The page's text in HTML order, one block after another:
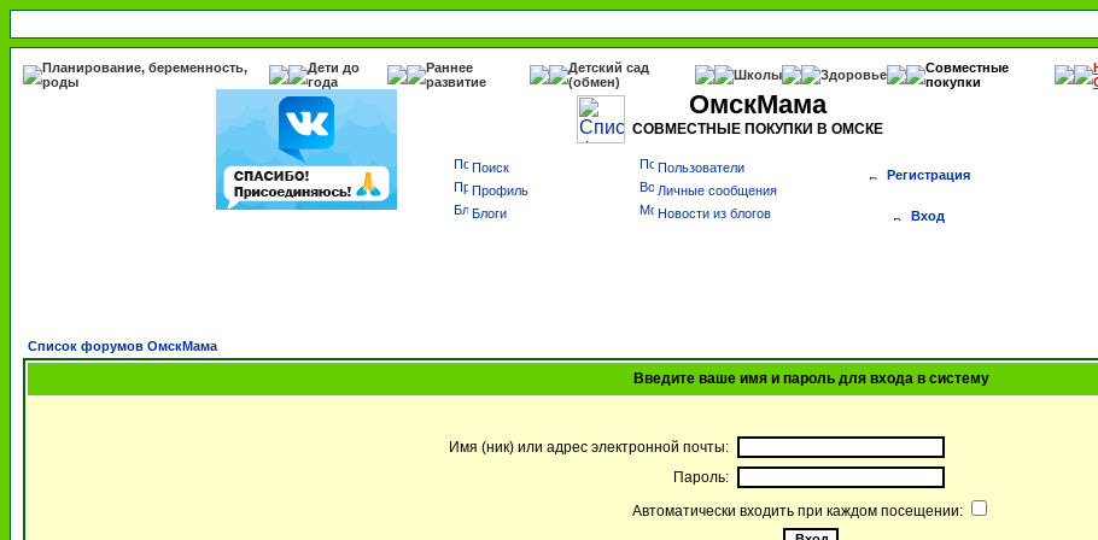
Планирование, беременность,
роды
Дети до
года
Раннее
развитие
Детский сад
(обмен)
Школы Здоровье
Совместные
покупки
ОмскМама
СОВМЕСТНЫЕ ПОКУПКИ В ОМСКЕ
Поиск
Пользователи
Профиль
Личные сообщения
Блоги
Новости из блогов
Регистрация
Вход
Список форумов ОмскМама
Введите ваше имя и пароль для входа в систему
Имя (ник) или адрес электронной почты:
Пароль:
Автоматически входить при каждом посещении: